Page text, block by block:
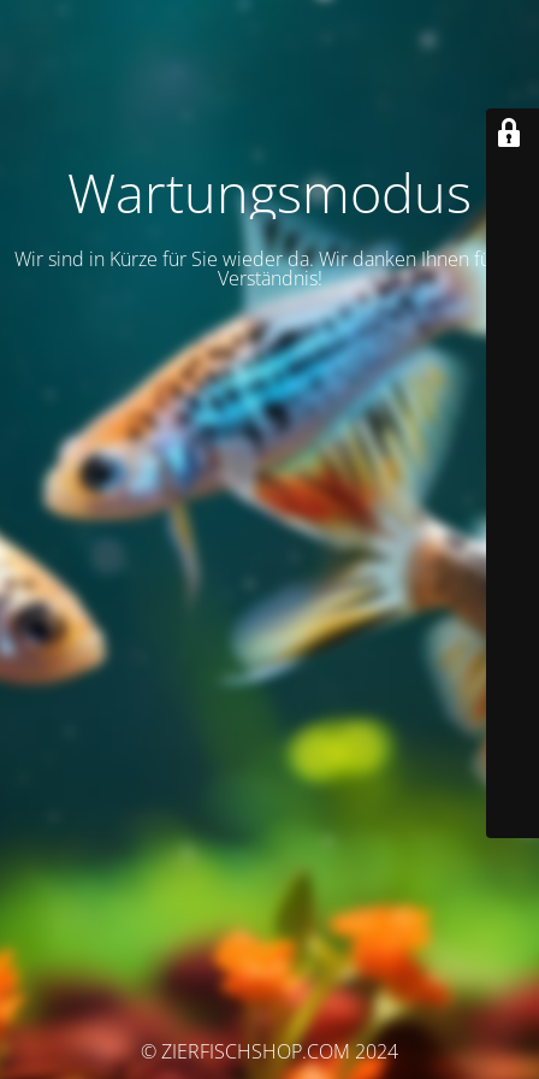
Wartungsmodus
Wir sind in Kürze für Sie wieder da. Wir danken Ihnen für Ihr
Verständnis!
© ZIERFISCHSHOP.COM 2024